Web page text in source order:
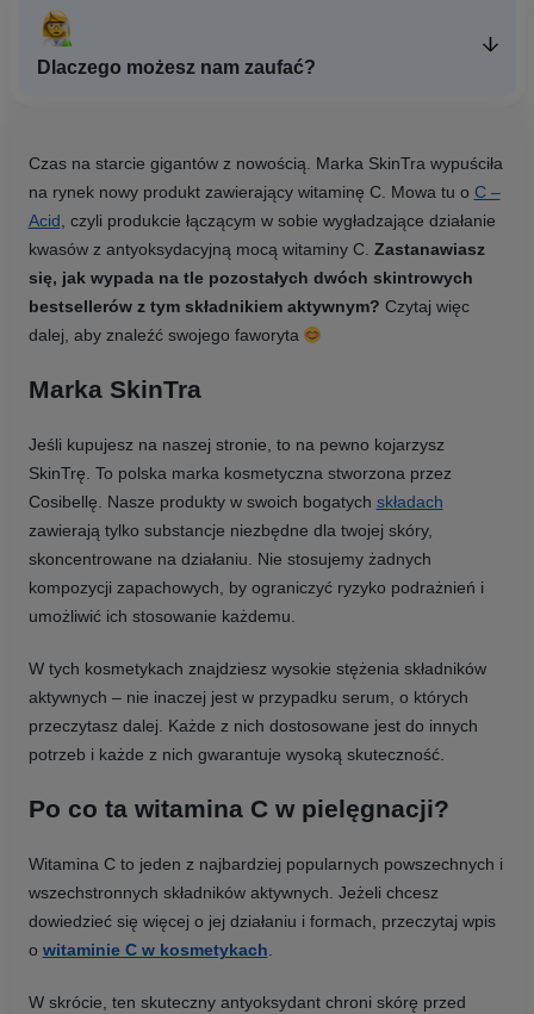
Czas na starcie gigantów z nowością. Marka SkinTra wypuściła
na rynek nowy produkt zawierający witaminę C. Mowa tu o C –
Acid, czyli produkcie łączącym w sobie wygładzające działanie
kwasów z antyoksydacyjną mocą witaminy C. Zastanawiasz
się, jak wypada na tle pozostałych dwóch skintrowych
bestsellerów z tym składnikiem aktywnym? Czytaj więc
dalej, aby znaleźć swojego faworyta
Marka SkinTra
Jeśli kupujesz na naszej stronie, to na pewno kojarzysz
SkinTrę. To polska marka kosmetyczna stworzona przez
Cosibellę. Nasze produkty w swoich bogatych składach
zawierają tylko substancje niezbędne dla twojej skóry,
skoncentrowane na działaniu. Nie stosujemy żadnych
kompozycji zapachowych, by ograniczyć ryzyko podrażnień i
umożliwić ich stosowanie każdemu.
W tych kosmetykach znajdziesz wysokie stężenia składników
aktywnych – nie inaczej jest w przypadku serum, o których
przeczytasz dalej. Każde z nich dostosowane jest do innych
potrzeb i każde z nich gwarantuje wysoką skuteczność.
Po co ta witamina C w pielęgnacji?
Witamina C to jeden z najbardziej popularnych powszechnych i
wszechstronnych składników aktywnych. Jeżeli chcesz
dowiedzieć się więcej o jej działaniu i formach, przeczytaj wpis
o witaminie C w kosmetykach.
W skrócie, ten skuteczny antyoksydant chroni skórę przed
Dlaczego możesz nam zaufać?